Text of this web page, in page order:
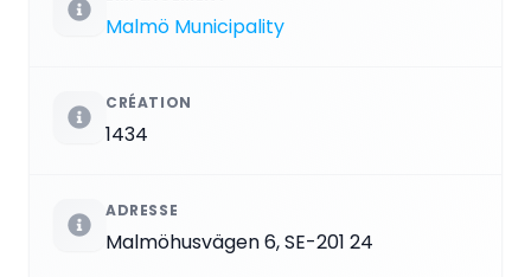
Malmö Municipality
CRÉATION
1434
ADRESSE
Malmöhusvägen 6, SE-201 24